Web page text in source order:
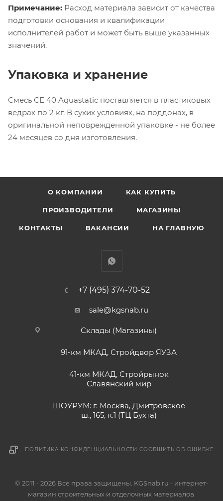
Примечание: Расход материала зависит от качества
подготовки основания и квалификации
исполнителей работ и может быть выше указанных
значений.
Упаковка и хранение
Смесь CE 40 Aquastatic поставляется в пластиковых
ведрах по 2 кг. В сухих условиях, на поддонах, в
оригинальной неповрежденной упаковке - не более
24 месяцев со дня изготовления.
О КОМПАНИИ КАК КУПИТЬ
ПРОИЗВОДИТЕЛИ МАГАЗИНЫ
КОНТАКТЫ ВАКАНСИИ НА ГЛАВНУЮ
+7 (495) 374-70-52
sale@kgsnab.ru
Склады (Магазины)
91-км МКАД, Стройдвор ЯУЗА
41-км МКАД, Стройрынок
Славянский мир
ШОУРУМ: г. Москва, Дмитровское
ш., 165, к.1 (ТЦ Бухта)
ПОЛИТИКА КОНФИДЕНЦИАЛЬНОСТИ СООБЩИТЬ ОБ ОШИБКЕ
© 2011 - 2026 Все права защищены. KGSnab.ru - интернет-
магазин строительных и отделочных материалов.